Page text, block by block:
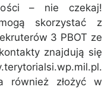
– nie czekaj!
skorzystać z
3 PBOT ze
znajdują się
również złożyć w